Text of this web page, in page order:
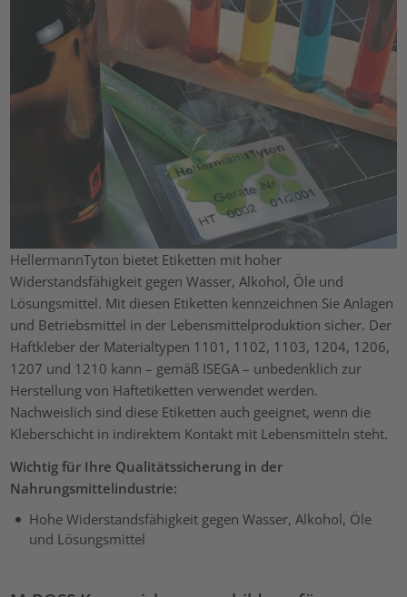
HellermannTyton bietet Etiketten mit hoher
Widerstandsfähigkeit gegen Wasser, Alkohol, Öle und
Lösungsmittel. Mit diesen Etiketten kennzeichnen Sie Anlagen
und Betriebsmittel in der Lebensmittelproduktion sicher. Der
Haftkleber der Materialtypen 1101, 1102, 1103, 1204, 1206,
1207 und 1210 kann – gemäß ISEGA – unbedenklich zur
Herstellung von Haftetiketten verwendet werden.
Nachweislich sind diese Etiketten auch geeignet, wenn die
Kleberschicht in indirektem Kontakt mit Lebensmitteln steht.
Wichtig für Ihre Qualitätssicherung in der
Nahrungsmittelindustrie:
Hohe Widerstandsfähigkeit gegen Wasser, Alkohol, Öle
und Lösungsmittel